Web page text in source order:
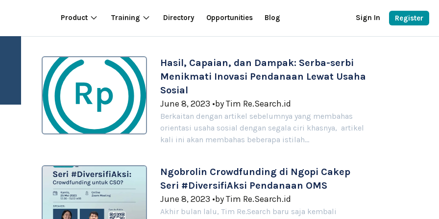
Product Training Directory Opportunities Blog Sign In Register
Hasil, Capaian, dan Dampak: Serba-serbi
Menikmati Inovasi Pendanaan Lewat Usaha
Sosial
June 8, 2023 •byTim Re.Search.id
Berkaitan dengan artikel sebelumnya yang membahas
orientasi usaha sosial dengan segala ciri khasnya, artikel
kali ini akan membahas beberapa istilah…
Ngobrolin Crowdfunding di Ngopi Cakep
Seri #DiversifiAksi Pendanaan OMS
June 8, 2023 •byTim Re.Search.id
Akhir bulan lalu, Tim Re.Search baru saja kembali